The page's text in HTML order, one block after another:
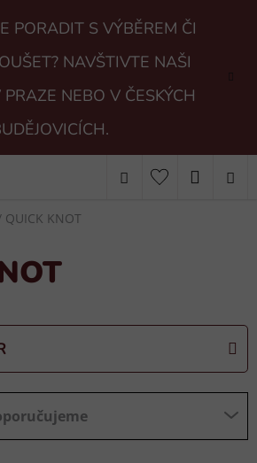
PORADIT S VÝBĚREM ČI
NAVŠTIVTE NAŠI
NEBO V ČESKÝCH
Hledat
QUICK KNOT